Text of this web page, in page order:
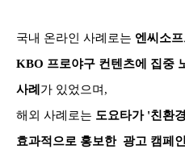
국내 온라인 사례로는 엔씨소
KBO 프로야구 컨텐츠에 집중
사례가 있었으며,
해외 사례로는 도요타가 '친환
효과적으로 홍보한 광고 캠페인